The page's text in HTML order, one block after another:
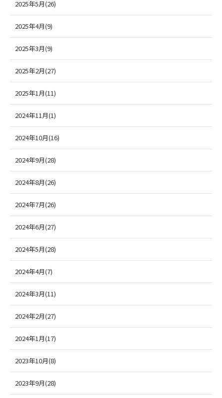
2025年5月(26)
2025年4月(9)
2025年3月(9)
2025年2月(27)
2025年1月(11)
2024年11月(1)
2024年10月(16)
2024年9月(28)
2024年8月(26)
2024年7月(26)
2024年6月(27)
2024年5月(28)
2024年4月(7)
2024年3月(11)
2024年2月(27)
2024年1月(17)
2023年10月(8)
2023年9月(28)